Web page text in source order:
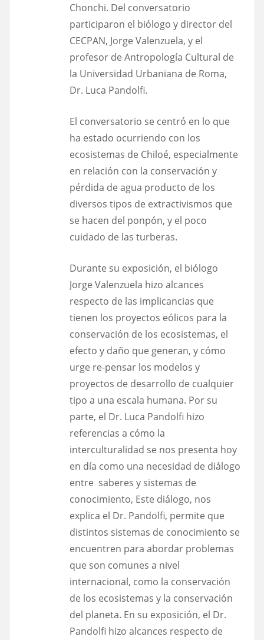
Chonchi. Del conversatorio
participaron el biólogo y director del
CECPAN, Jorge Valenzuela, y el
profesor de Antropología Cultural de
la Universidad Urbaniana de Roma,
Dr. Luca Pandolfi.
El conversatorio se centró en lo que
ha estado ocurriendo con los
ecosistemas de Chiloé, especialmente
en relación con la conservación y
pérdida de agua producto de los
diversos tipos de extractivismos que
se hacen del ponpón, y el poco
cuidado de las turberas.
Durante su exposición, el biólogo
Jorge Valenzuela hizo alcances
respecto de las implicancias que
tienen los proyectos eólicos para la
conservación de los ecosistemas, el
efecto y daño que generan, y cómo
urge re-pensar los modelos y
proyectos de desarrollo de cualquier
tipo a una escala humana. Por su
parte, el Dr. Luca Pandolfi hizo
referencias a cómo la
interculturalidad se nos presenta hoy
en día como una necesidad de diálogo
entre saberes y sistemas de
conocimiento, Este diálogo, nos
explica el Dr. Pandolfi, permite que
distintos sistemas de conocimiento se
encuentren para abordar problemas
que son comunes a nivel
internacional, como la conservación
de los ecosistemas y la conservación
del planeta. En su exposición, el Dr.
Pandolfi hizo alcances respecto de